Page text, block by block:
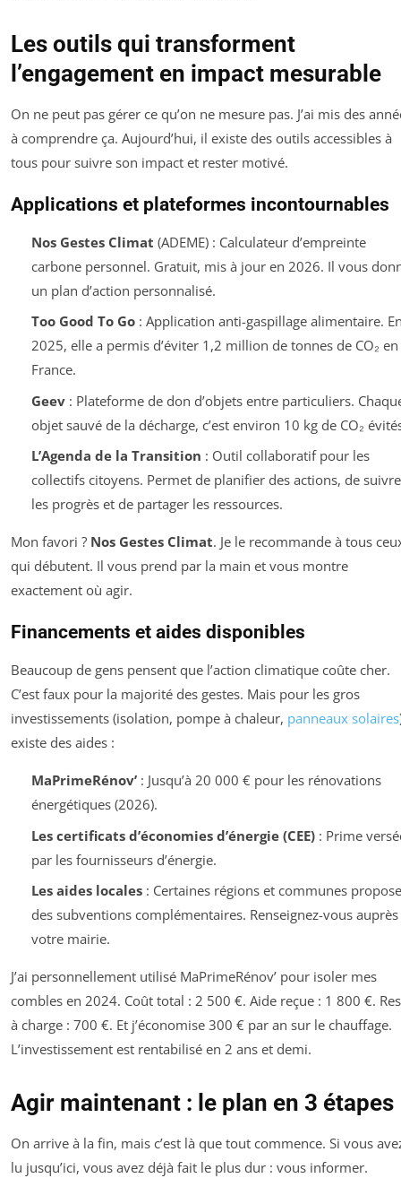
Les outils qui transforment
l’engagement en impact mesurable
On ne peut pas gérer ce qu’on ne mesure pas. J’ai mis des
à comprendre ça. Aujourd’hui, il existe des outils accessibles à
tous pour suivre son impact et rester motivé.
Applications et plateformes incontournables
Nos Gestes Climat (ADEME) : Calculateur d’empreinte
carbone personnel. Gratuit, mis à jour en 2026. Il vous
un plan d’action personnalisé.
Too Good To Go: Application anti-gaspillage alimentaire.
2025, elle a permis d’éviter 1,2 million de tonnes de CO₂ en
France.
Geev: Plateforme de don d’objets entre particuliers.
objet sauvé de la décharge, c’est environ 10 kg de CO₂
L’Agenda de la Transition : Outil collaboratif pour les
collectifs citoyens. Permet de planifier des actions, de suivre
les progrès et de partager les ressources.
Mon favori ? Nos Gestes Climat. Je le recommande à tous
qui débutent. Il vous prend par la main et vous montre
exactement où agir.
Financements et aides disponibles
Beaucoup de gens pensent que l’action climatique coûte cher.
C’est faux pour la majorité des gestes. Mais pour les gros
investissements (isolation, pompe à chaleur, panneaux solaires
existe des aides :
MaPrimeRénov’: Jusqu’à 20 000 € pour les rénovations
énergétiques (2026).
Les certificats d’économies d’énergie (CEE): Prime
par les fournisseurs d’énergie.
Les aides locales: Certaines régions et communes
des subventions complémentaires. Renseignez-vous auprès
votre mairie.
J’ai personnellement utilisé MaPrimeRénov’ pour isoler mes
combles en 2024. Coût total : 2 500 €. Aide reçue : 1 800 €.
à charge : 700 €. Et j’économise 300 € par an sur le chauffage.
L’investissement est rentabilisé en 2 ans et demi.
Agir maintenant : le plan en 3 étapes
On arrive à la fin, mais c’est là que tout commence. Si vous
lu jusqu’ici, vous avez déjà fait le plus dur : vous informer.